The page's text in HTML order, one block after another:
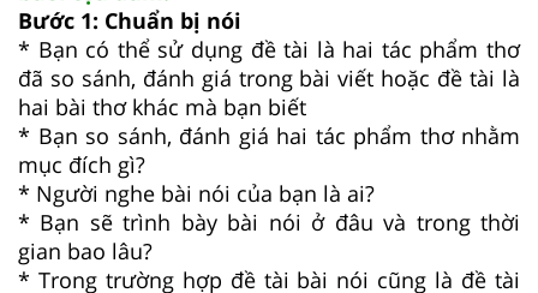
Bước 1: Chuẩn bị nói
* Bạn có thể sử dụng đề tài là hai tác phẩm thơ
đã so sánh, đánh giá trong bài viết hoặc đề tài là
hai bài thơ khác mà bạn biết
* Bạn so sánh, đánh giá hai tác phẩm thơ nhằm
mục đích gì?
* Người nghe bài nói của bạn là ai?
* Bạn sẽ trình bày bài nói ở đâu và trong thời
gian bao lâu?
* Trong trường hợp đề tài bài nói cũng là đề tài